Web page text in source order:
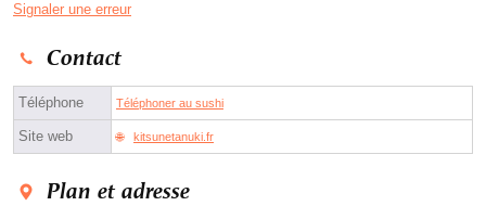
Signaler une erreur
Contact
Téléphone Téléphoner au sushi
Site web kitsunetanuki.fr
Plan et adresse